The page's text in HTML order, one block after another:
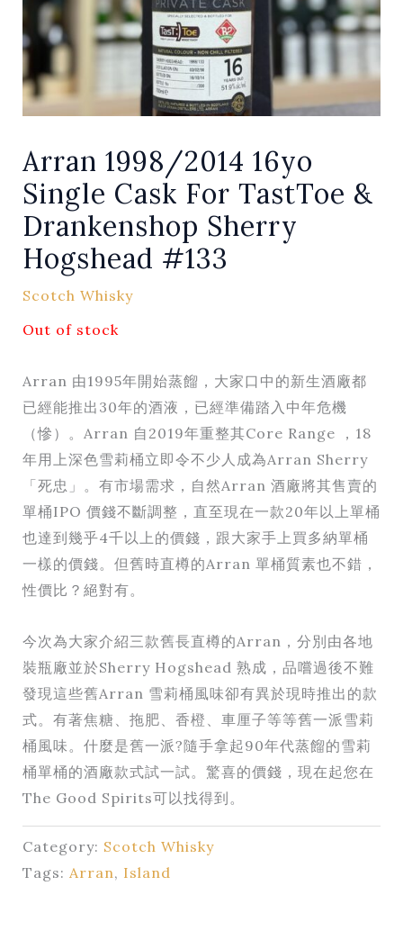
Arran 1998/2014 16yo
Single Cask For TastToe &
Drankenshop Sherry
Hogshead #133
Scotch Whisky
Out of stock
Arran 由1995年開始蒸餾，大家口中的新生酒廠都
已經能推出30年的酒液，已經準備踏入中年危機
（慘）。Arran 自2019年重整其Core Range ，18
年用上深色雪莉桶立即令不少人成為Arran Sherry
「死忠」。有市場需求，自然Arran 酒廠將其售賣的
單桶IPO 價錢不斷調整，直至現在一款20年以上單桶
也達到幾乎4千以上的價錢，跟大家手上買多納單桶
一樣的價錢。但舊時直樽的Arran 單桶質素也不錯，
性價比？絕對有。
今次為大家介紹三款舊長直樽的Arran，分別由各地
裝瓶廠並於Sherry Hogshead 熟成，品嚐過後不難
發現這些舊Arran 雪莉桶風味卻有異於現時推出的款
式。有著焦糖、拖肥、香橙、車厘子等等舊一派雪莉
桶風味。什麼是舊一派?隨手拿起90年代蒸餾的雪莉
桶單桶的酒廠款式試一試。驚喜的價錢，現在起您在
The Good Spirits可以找得到。
Category: Scotch Whisky
Tags: Arran, Island